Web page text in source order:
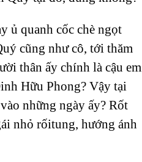
ủ quanh cốc chè ngọt
cũng như cô, tới thăm
thân ấy chính là cậu em
Hữu Phong? Vậy tại
những ngày ấy? Rốt
nhỏ rốitung, hướng ánh